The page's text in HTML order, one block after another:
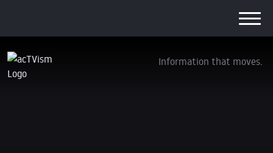
Information that moves.